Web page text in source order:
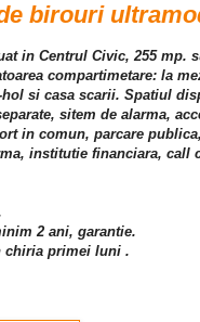
birouri
in Centrul Civic, 255
compartimetare: la
si casa scarii. Spatiul
sitem de alarma,
in comun, parcare
institutie financiara, call
2 ani, garantie.
chiria primei luni .